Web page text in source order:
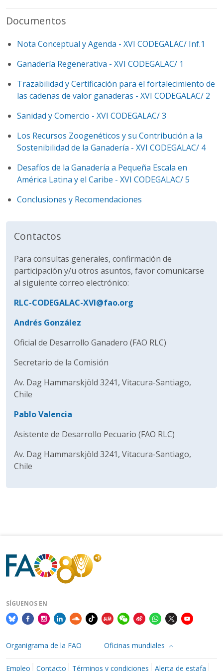
Documentos
Nota Conceptual y Agenda - XVI CODEGALAC/ Inf.1
Ganadería Regenerativa - XVI CODEGALAC/ 1
Trazabilidad y Certificación para el fortalecimiento de
las cadenas de valor ganaderas - XVI CODEGALAC/ 2
Sanidad y Comercio - XVI CODEGALAC/ 3
Los Recursos Zoogenéticos y su Contribución a la
Sostenibilidad de la Ganadería - XVI CODEGALAC/ 4
Desafíos de la Ganadería a Pequeña Escala en
América Latina y el Caribe - XVI CODEGALAC/ 5
Conclusiones y Recomendaciones
Contactos
Para consultas generales, confirmación de
participación y/u otros asuntos, favor comunicarse
al siguiente correo electrónico:
RLC-CODEGALAC-XVI@fao.org
Andrés González
Oficial de Desarrollo Ganadero (FAO RLC)
Secretario de la Comisión
Av. Dag Hammarskjöld 3241, Vitacura-Santiago,
Chile
Pablo Valencia
Asistente de Desarrollo Pecuario (FAO RLC)
Av. Dag Hammarskjöld 3241, Vitacura-Santiago,
Chile
SÍGUENOS EN
Organigrama de la FAO Oficinas mundiales
Empleo Contacto Términos y condiciones Alerta de estafa